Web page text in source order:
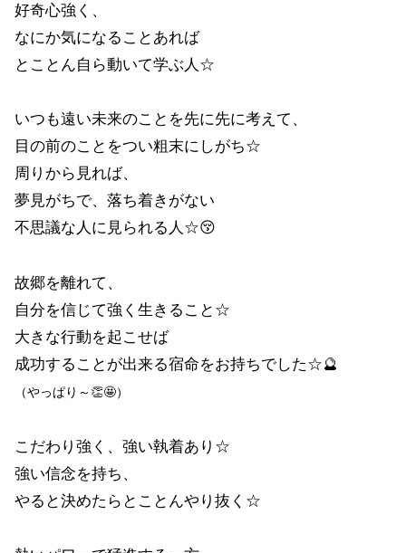
好奇心強く、
なにか気になることあれば
とことん自ら動いて学ぶ人☆
いつも遠い未来のことを先に先に考えて、
目の前のことをつい粗末にしがち☆
周りから見れば、
夢見がちで、落ち着きがない
不思議な人に見られる人☆😚
故郷を離れて、
自分を信じて強く生きること☆
大きな行動を起こせば
成功することが出来る宿命をお持ちでした☆🔮
（やっぱり～👏🤩）
こだわり強く、強い執着あり☆
強い信念を持ち、
やると決めたらとことんやり抜く☆